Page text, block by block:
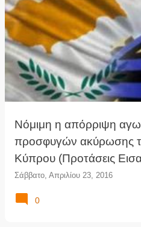
Νόμιμη η απόρριψη
προσφυγών ακύρωσης
Κύπρου (Προτάσεις
Σάββατο, Απριλίου 23, 2016
0